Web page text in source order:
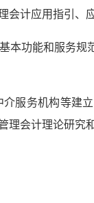
计应用指引、
功能和服务
服务机构等
会计理论研究